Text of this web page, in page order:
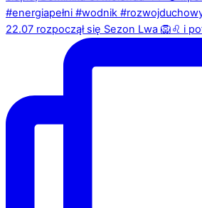
22.07 rozpoczął się Sezon Lwa 🦁♌️ i